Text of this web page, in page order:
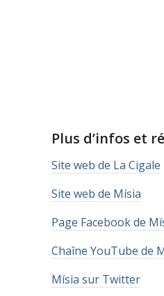
Plus d’infos et
Site web de La Cigale
Site web de Mísia
Page Facebook de
Chaîne YouTube de
Mísia sur Twitter